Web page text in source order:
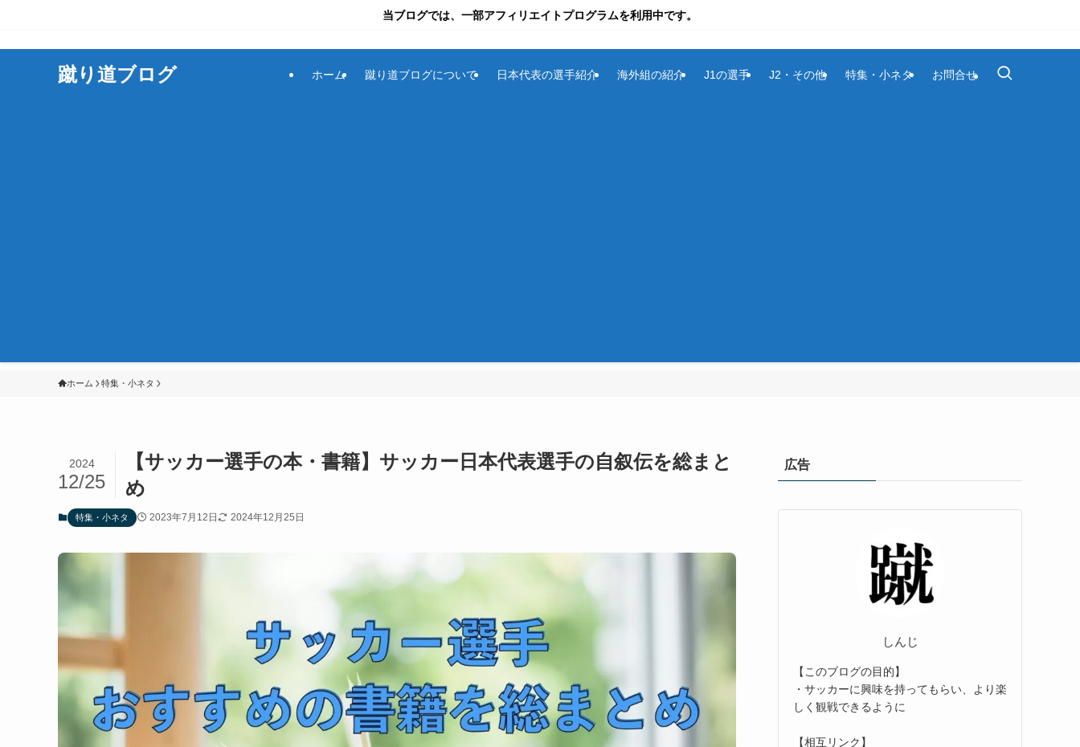
当ブログでは、一部アフィリエイトプログラムを利用中です。
蹴り道ブログ ホーム 蹴り道ブログについて 日本代表の選手紹介 海外組の紹介 J1の選手 J2・その他 特集・小ネタ お問合せ
ホーム 特集・小ネタ
【サッカー選手の本・書籍】サッカー日本代表選手の自叙伝を総まと
め
2024
12/25
特集・小ネタ 2023年7月12日 2024年12月25日
広告
しんじ
【このブログの目的】
・サッカーに興味を持ってもらい、より楽
しく観戦できるように
【相互リンク】